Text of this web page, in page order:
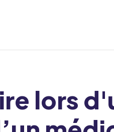
lors